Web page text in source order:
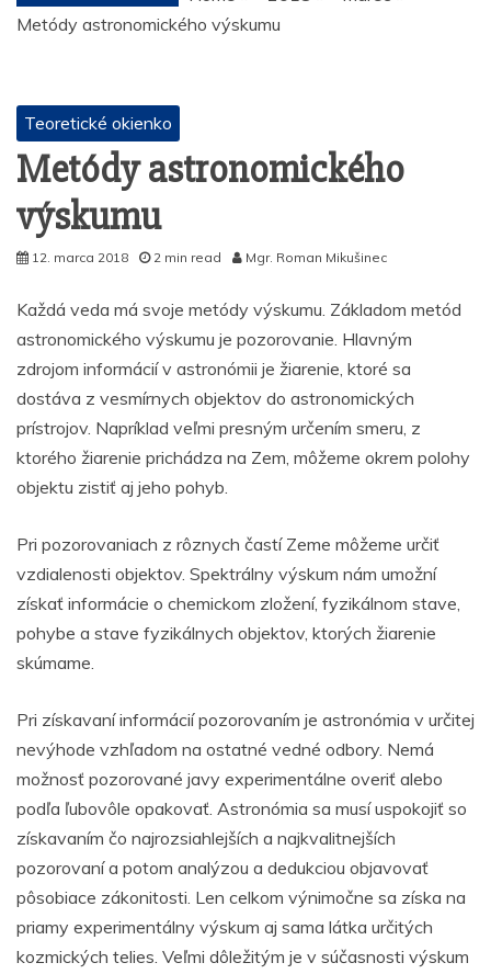
Metódy astronomického výskumu
Teoretické okienko
Metódy astronomického
výskumu
12. marca 2018 2 min read Mgr. Roman Mikušinec
Každá veda má svoje metódy výskumu. Základom metód
astronomického výskumu je pozorovanie. Hlavným
zdrojom informácií v astronómii je žiarenie, ktoré sa
dostáva z vesmírnych objektov do astronomických
prístrojov. Napríklad veľmi presným určením smeru, z
ktorého žiarenie prichádza na Zem, môžeme okrem polohy
objektu zistiť aj jeho pohyb.
Pri pozorovaniach z rôznych častí Zeme môžeme určiť
vzdialenosti objektov. Spektrálny výskum nám umožní
získať informácie o chemickom zložení, fyzikálnom stave,
pohybe a stave fyzikálnych objektov, ktorých žiarenie
skúmame.
Pri získavaní informácií pozorovaním je astronómia v určitej
nevýhode vzhľadom na ostatné vedné odbory. Nemá
možnosť pozorované javy experimentálne overiť alebo
podľa ľubovôle opakovať. Astronómia sa musí uspokojiť so
získavaním čo najrozsiahlejších a najkvalitnejších
pozorovaní a potom analýzou a dedukciou objavovať
pôsobiace zákonitosti. Len celkom výnimočne sa získa na
priamy experimentálny výskum aj sama látka určitých
kozmických telies. Veľmi dôležitým je v súčasnosti výskum